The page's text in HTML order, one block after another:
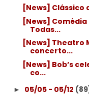
[News] Clássico
[News]
Todas...
[News] Theatro
concerto...
[News] Bob’s
co...
► 05/05 - 05/12